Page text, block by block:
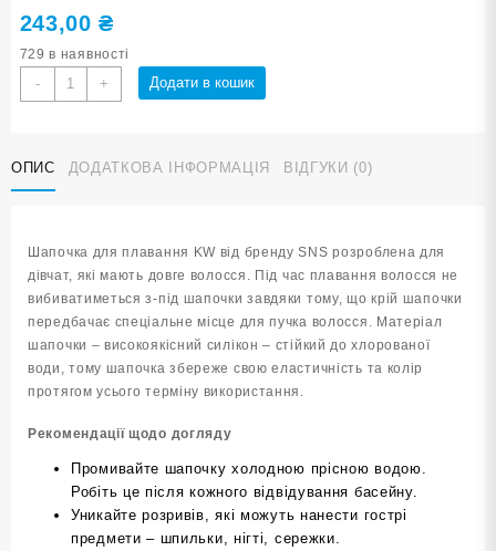
243,00₴
729 в наявності
-
Шапочка
для
довгого
волосся
crimson
кількість
+ Додати в кошик
ОПИС ДОДАТКОВА ІНФОРМАЦІЯ ВІДГУКИ (0)
Шапочка для плавання KW від бренду SNS розроблена для
дівчат, які мають довге волосся. Під час плавання волосся не
вибиватиметься з-під шапочки завдяки тому, що крій шапочки
передбачає спеціальне місце для пучка волосся. Матеріал
шапочки – високоякісний силікон – стійкий до хлорованої
води, тому шапочка збереже свою еластичність та колір
протягом усього терміну використання.
Рекомендації щодо догляду
Промивайте шапочку холодною прісною водою.
Робіть це після кожного відвідування басейну.
Уникайте розривів, які можуть нанести гострі
предмети – шпильки, нігті, сережки.